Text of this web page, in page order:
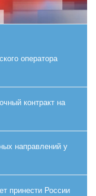
оператора
контракт на
направлений у
принести России